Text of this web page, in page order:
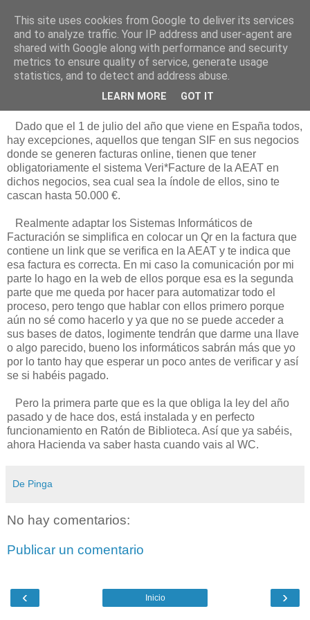
Está de pinga
20/11/25
Veri*Facture en Ratón de Biblioteca
Dado que el 1 de julio del año que viene en España todos,
hay excepciones, aquellos que tengan SIF en sus negocios
donde se generen facturas online, tienen que tener
obligatoriamente el sistema Veri*Facture de la AEAT en
dichos negocios, sea cual sea la índole de ellos, sino te
cascan hasta 50.000 €.
Realmente adaptar los Sistemas Informáticos de
Facturación se simplifica en colocar un Qr en la factura que
contiene un link que se verifica en la AEAT y te indica que
esa factura es correcta. En mi caso la comunicación por mi
parte lo hago en la web de ellos porque esa es la segunda
parte que me queda por hacer para automatizar todo el
proceso, pero tengo que hablar con ellos primero porque
aún no sé como hacerlo y ya que no se puede acceder a
sus bases de datos, logimente tendrán que darme una llave
o algo parecido, bueno los informáticos sabrán más que yo
por lo tanto hay que esperar un poco antes de verificar y así
se si habéis pagado.
Pero la primera parte que es la que obliga la ley del año
pasado y de hace dos, está instalada y en perfecto
funcionamiento en Ratón de Biblioteca. Así que ya sabéis,
ahora Hacienda va saber hasta cuando vais al WC.
De Pinga
No hay comentarios:
Publicar un comentario
‹ ›
Inicio
This site uses cookies from Google to deliver its services
and to analyze traffic. Your IP address and user-agent are
shared with Google along with performance and security
metrics to ensure quality of service, generate usage
statistics, and to detect and address abuse.
LEARN MORE GOT IT